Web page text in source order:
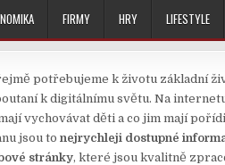
FIRMY HRY LIFESTYLE
potřebujeme k životu základní
k digitálnímu světu. Na
vychovávat děti a co jim mají
jsou tonejrychleji dostupné
stránky, které jsou kvalitně